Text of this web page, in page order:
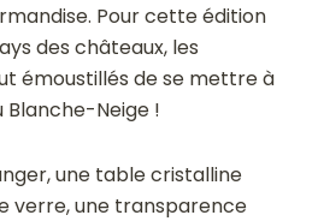
Pour cette édition
des châteaux, les
émoustillés de se mettre à
Blanche-Neige !
une table cristalline
verre, une transparence